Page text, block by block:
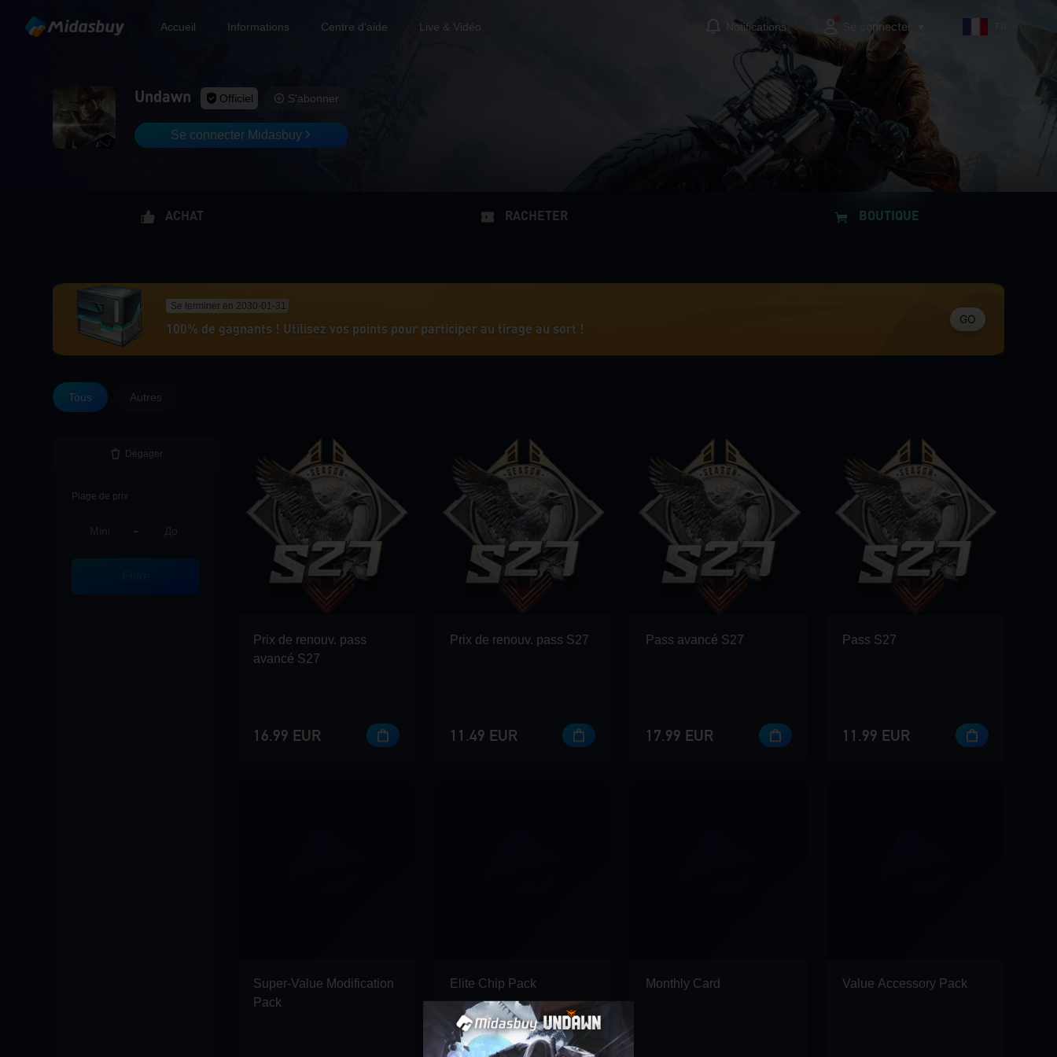
Accueil Informations Centre d'aide Live & Vidéo Notifications Se connecter
Undawn Officiel S'abonner
Se connecter Midasbuy
ACHAT RACHETER BOUTIQUE
Se terminer en 2030-01-31
100% de gagnants ! Utilisez vos points pour participer au tirage au sort !
GO
Tous Autres
Dégager
Plage de prix
-
Prix de renouv. pass
avancé S27
16.99 EUR
Super-Value Modification
Pack
Prix de renouv. pass S27
11.49 EUR
Elite Chip Pack
Pass avancé S27
17.99 EUR
Monthly Card
Pass S27
11.99 EUR
Value Accessory Pack
Confirmer l'ID du joueur
POINTS VIP